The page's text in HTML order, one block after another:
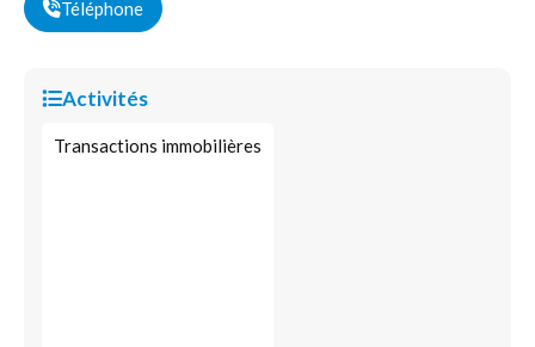
Téléphone
Activités
Transactions immobilières